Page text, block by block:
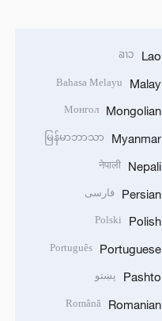
Lao
ລາວ
Malay
Bahasa Melayu
Mongolian
Монгол
Myanmar
မြန်မာဘာသာ
Nepali
नेपाली
Persian فارسی
Polish
Polski
Portuguese
Português
Pashto پښتو
Romanian
Română